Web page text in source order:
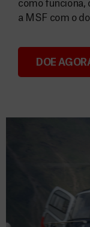
como funciona,
a MSF com o
DOE